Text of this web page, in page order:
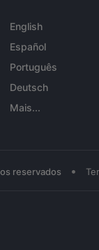
English
Español
Português
Deutsch
Mais...
reservados •